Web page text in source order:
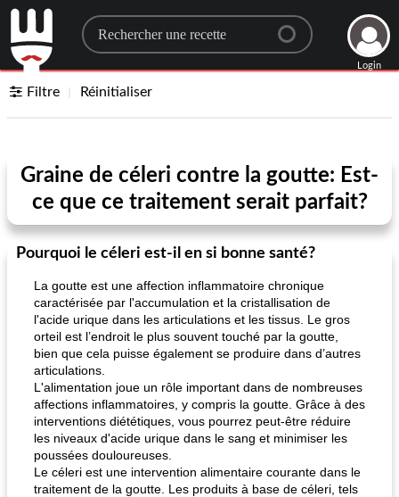
Search for a recipe
Login
Filtre Réinitialiser
Graine de céleri contre la goutte: Est-
ce que ce traitement serait parfait?
Pourquoi le céleri est-il en si bonne santé?
La goutte est une affection inflammatoire chronique
caractérisée par l'accumulation et la cristallisation de
l'acide urique dans les articulations et les tissus. Le gros
orteil est l’endroit le plus souvent touché par la goutte,
bien que cela puisse également se produire dans d’autres
articulations.
L'alimentation joue un rôle important dans de nombreuses
affections inflammatoires, y compris la goutte. Grâce à des
interventions diététiques, vous pourrez peut-être réduire
les niveaux d'acide urique dans le sang et minimiser les
poussées douloureuses.
Le céleri est une intervention alimentaire courante dans le
traitement de la goutte. Les produits à base de céleri, tels